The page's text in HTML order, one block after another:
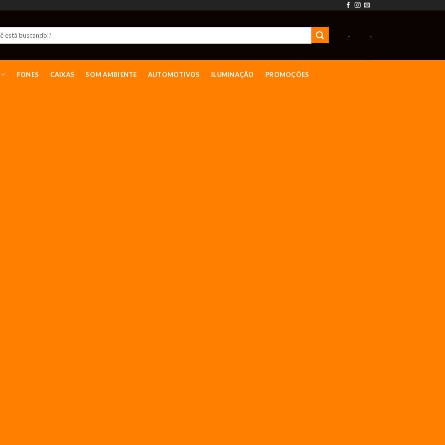
- -
FONES CAIXAS SOM AMBIENTE AUTOMOTIVOS ILUMINAÇÃO PROMOÇÕES